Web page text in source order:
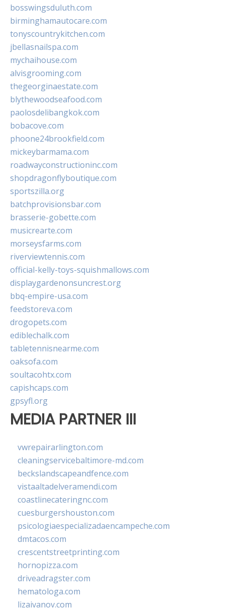
bosswingsduluth.com
birminghamautocare.com
tonyscountrykitchen.com
jbellasnailspa.com
mychaihouse.com
alvisgrooming.com
thegeorginaestate.com
blythewoodseafood.com
paolosdelibangkok.com
bobacove.com
phoone24brookfield.com
mickeybarmama.com
roadwayconstructioninc.com
shopdragonflyboutique.com
sportszilla.org
batchprovisionsbar.com
brasserie-gobette.com
musicrearte.com
morseysfarms.com
riverviewtennis.com
official-kelly-toys-squishmallows.com
displaygardenonsuncrest.org
bbq-empire-usa.com
feedstoreva.com
drogopets.com
ediblechalk.com
tabletennisnearme.com
oaksofa.com
soultacohtx.com
capishcaps.com
gpsyfl.org
MEDIA PARTNER III
vwrepairarlington.com
cleaningservicebaltimore-md.com
beckslandscapeandfence.com
vistaaltadelveramendi.com
coastlinecateringnc.com
cuesburgershouston.com
psicologiaespecializadaencampeche.com
dmtacos.com
crescentstreetprinting.com
hornopizza.com
driveadragster.com
hematologa.com
lizaivanov.com